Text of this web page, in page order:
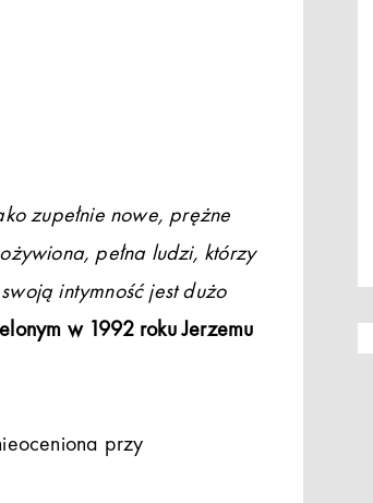
zupełnie nowe, prężne
pełna ludzi, którzy
intymność jest dużo
w 1992 roku Jerzemu
przy